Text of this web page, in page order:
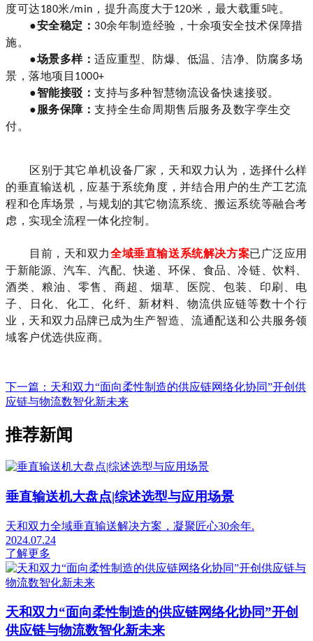
度可达180米/min ，提升高度大于120米，最大载重5吨。
●安全稳定： 30余年制造经验，十余项安全技术保障措
施。
●场景多样：适应重型、防爆、低温、洁净、防腐多场
景，落地项目 1000+
●智能接驳：支持与多种智慧物流设备快速接驳。
●服务保障：支持全生命周期售后服务及数字孪生交
付。
区别于其它单机设备厂家，天和双力认为，选择什么样
的垂直输送机，应基于系统角度，并结合用户的生产工艺流
程和仓库场景，与规划的其它物流系统、搬运系统等融合考
虑，实现全流程一体化控制。
目前，天和双力全域垂直输送系统解决方案已广泛应用
于新能源、汽车、汽配、快递、环保、食品、冷链、饮料、
酒类、粮油、零售、商超、烟草、医院、包装、印刷、电
子、日化、化工、化纤、新材料、物流供应链等数十个行
业，天和双力品牌已成为生产智造、流通配送和公共服务领
域客户优选供应商。
下一篇：天和双力“面向柔性制造的供应链网络化协同”开创供
应链与物流数智化新未来
推荐新闻
垂直输送机大盘点|综述选型与应用场景
天和双力全域垂直输送解决方案，凝聚匠心30余年.
2024.07.24
了解更多
天和双力“面向柔性制造的供应链网络化协同”开创
供应链与物流数智化新未来